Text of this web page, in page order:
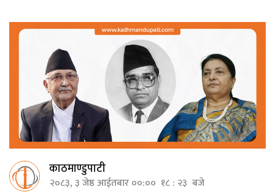
काठमाण्डुपाटी
२०८३, ३ जेष्ठ आईतबार ००:०० १८ : २३ बजे